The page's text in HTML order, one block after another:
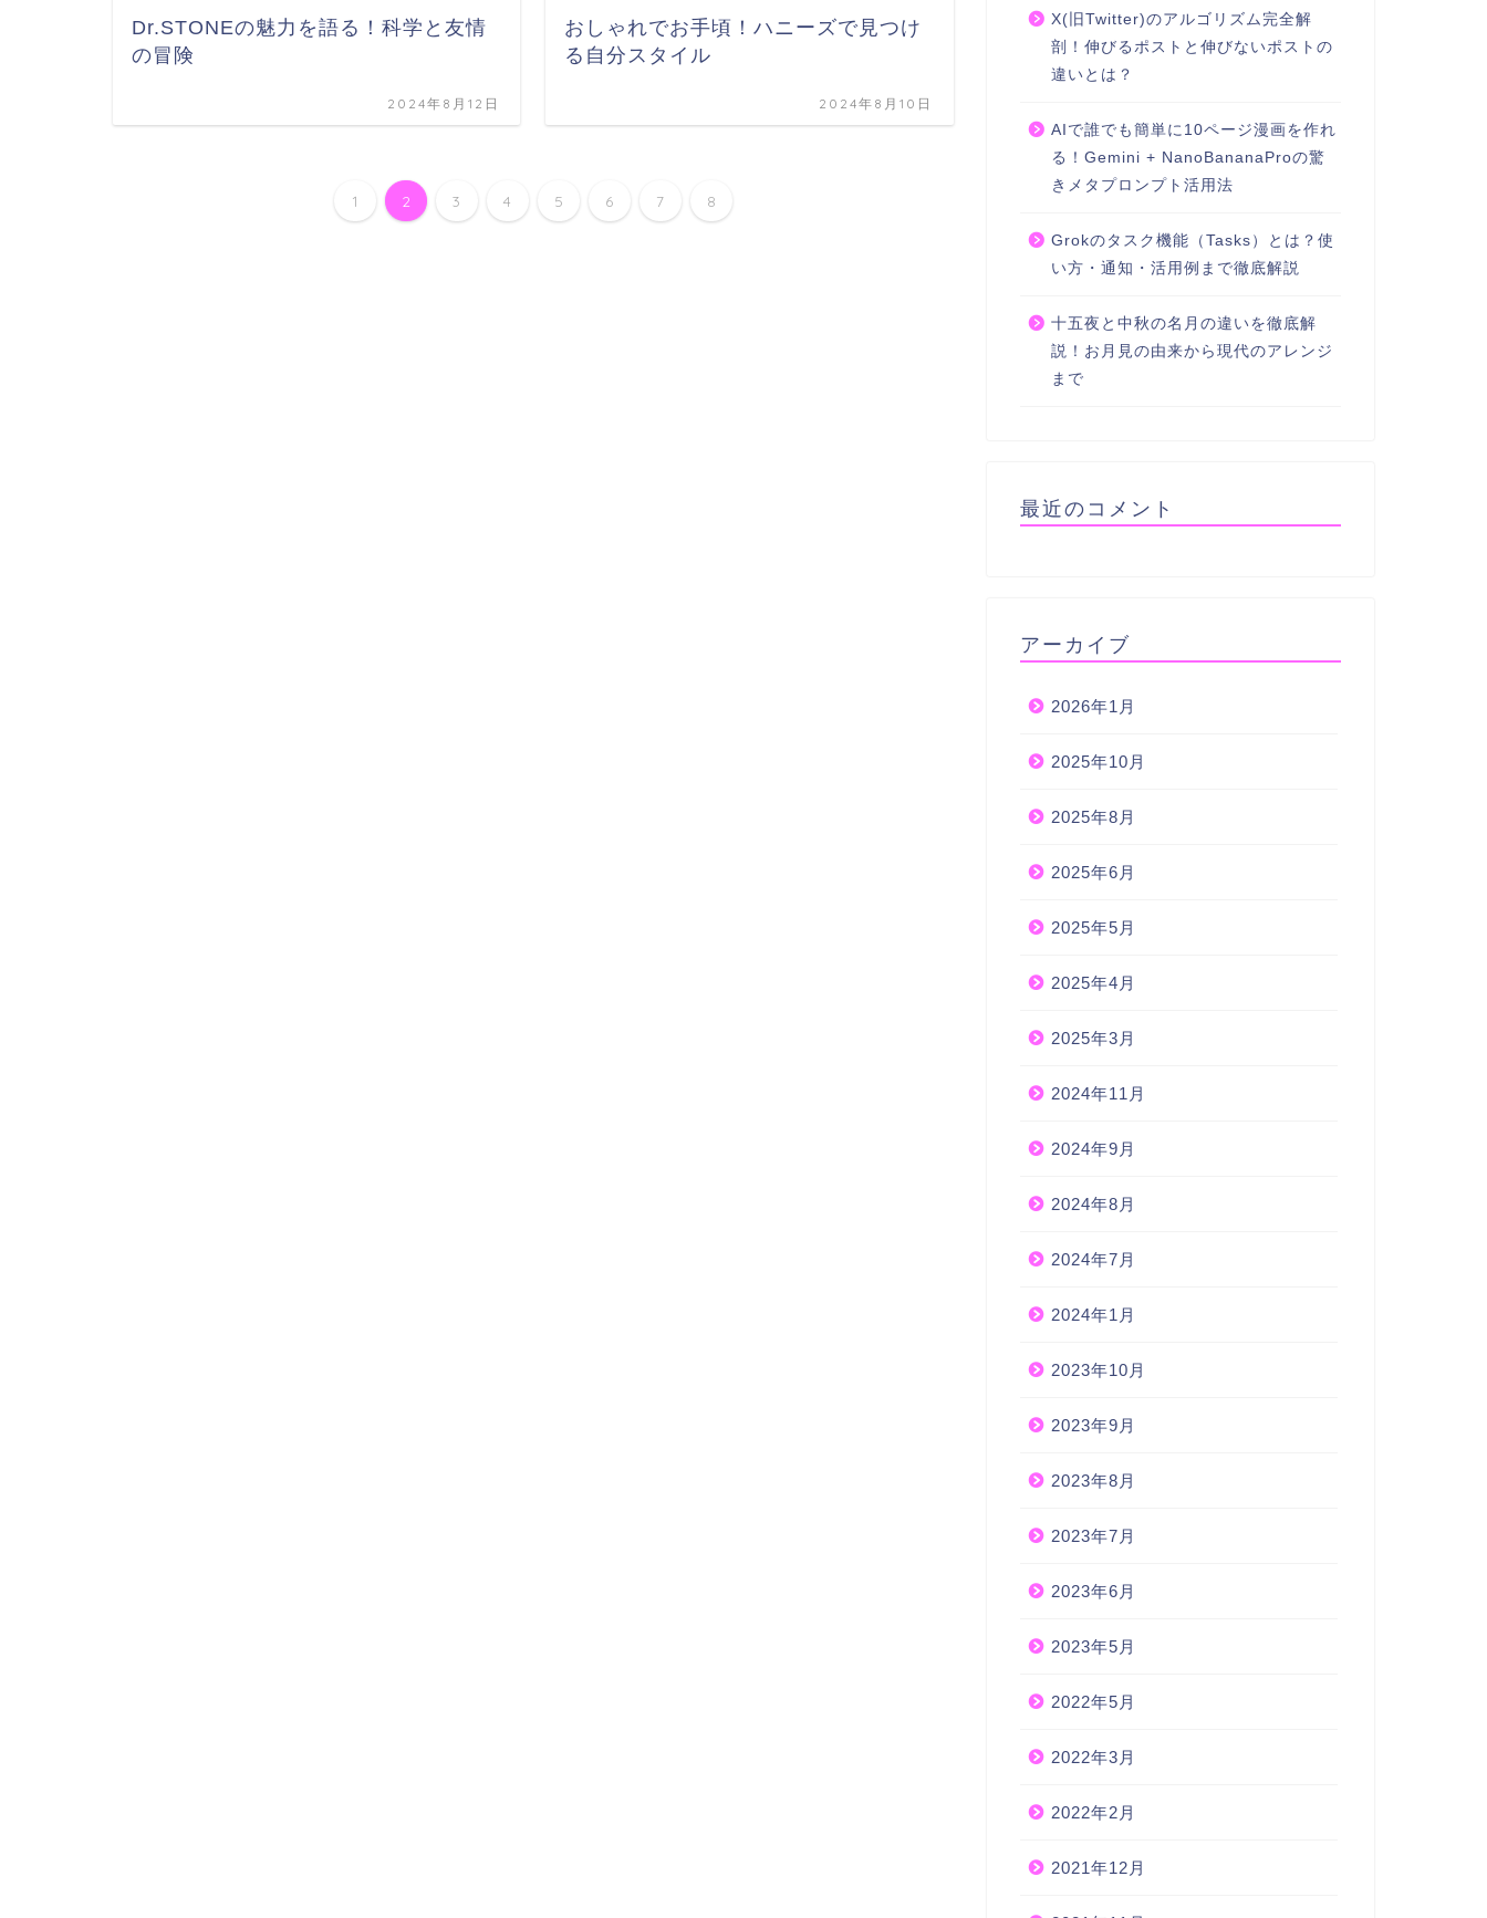
Dr.STONEの魅力を語る！科学と友情
の冒険
2024年8月12日
おしゃれでお手頃！ハニーズで見つけ
る自分スタイル
2024年8月10日
1 2 3 4 5 6 7 8
X(旧Twitter)のアルゴリズム完全解
剖！伸びるポストと伸びないポストの
違いとは？
AIで誰でも簡単に10ページ漫画を作れ
る！Gemini + NanoBananaProの驚
きメタプロンプト活用法
Grokのタスク機能（Tasks）とは？使
い方・通知・活用例まで徹底解説
十五夜と中秋の名月の違いを徹底解
説！お月見の由来から現代のアレンジ
まで
最近のコメント
アーカイブ
2026年1月
2025年10月
2025年8月
2025年6月
2025年5月
2025年4月
2025年3月
2024年11月
2024年9月
2024年8月
2024年7月
2024年1月
2023年10月
2023年9月
2023年8月
2023年7月
2023年6月
2023年5月
2022年5月
2022年3月
2022年2月
2021年12月